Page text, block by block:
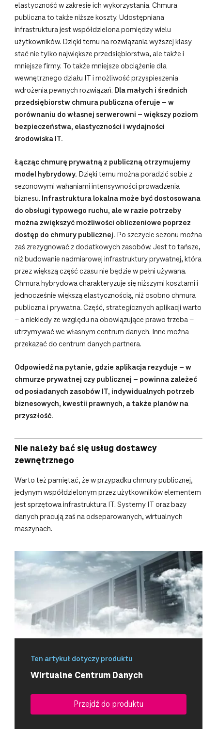
elastyczność w zakresie ich wykorzystania. Chmura
publiczna to także niższe koszty. Udostępniana
infrastruktura jest współdzielona pomiędzy wielu
użytkowników. Dzięki temu na rozwiązania wyższej klasy
stać nie tylko największe przedsiębiorstwa, ale także i
mniejsze firmy. To także mniejsze obciążenie dla
wewnętrznego działu IT i możliwość przyspieszenia
wdrożenia pewnych rozwiązań. Dla małych i średnich
przedsiębiorstw chmura publiczna oferuje – w
porównaniu do własnej serwerowni – większy poziom
bezpieczeństwa, elastyczności i wydajności
środowiska IT.
Łącząc chmurę prywatną z publiczną otrzymujemy
model hybrydowy. Dzięki temu można poradzić sobie z
sezonowymi wahaniami intensywności prowadzenia
biznesu. Infrastruktura lokalna może być dostosowana
do obsługi typowego ruchu, ale w razie potrzeby
można zwiększyć możliwości obliczeniowe poprzez
dostęp do chmury publicznej. Po szczycie sezonu można
zaś zrezygnować z dodatkowych zasobów. Jest to tańsze,
niż budowanie nadmiarowej infrastruktury prywatnej, która
przez większą część czasu nie będzie w pełni używana.
Chmura hybrydowa charakteryzuje się niższymi kosztami i
jednocześnie większą elastycznością, niż osobno chmura
publiczna i prywatna. Część, strategicznych aplikacji warto
– a niekiedy ze względu na obowiązujące prawo trzeba –
utrzymywać we własnym centrum danych. Inne można
przekazać do centrum danych partnera.
Odpowiedź na pytanie, gdzie aplikacja rezyduje – w
chmurze prywatnej czy publicznej – powinna zależeć
od posiadanych zasobów IT, indywidualnych potrzeb
biznesowych, kwestii prawnych, a także planów na
przyszłość.
Nie należy bać się usług dostawcy
zewnętrznego
Warto też pamiętać, że w przypadku chmury publicznej,
jedynym współdzielonym przez użytkowników elementem
jest sprzętowa infrastruktura IT. Systemy IT oraz bazy
danych pracują zaś na odseparowanych, wirtualnych
maszynach.
Ten artykuł dotyczy produktu
Wirtualne Centrum Danych
Przejdź do produktu